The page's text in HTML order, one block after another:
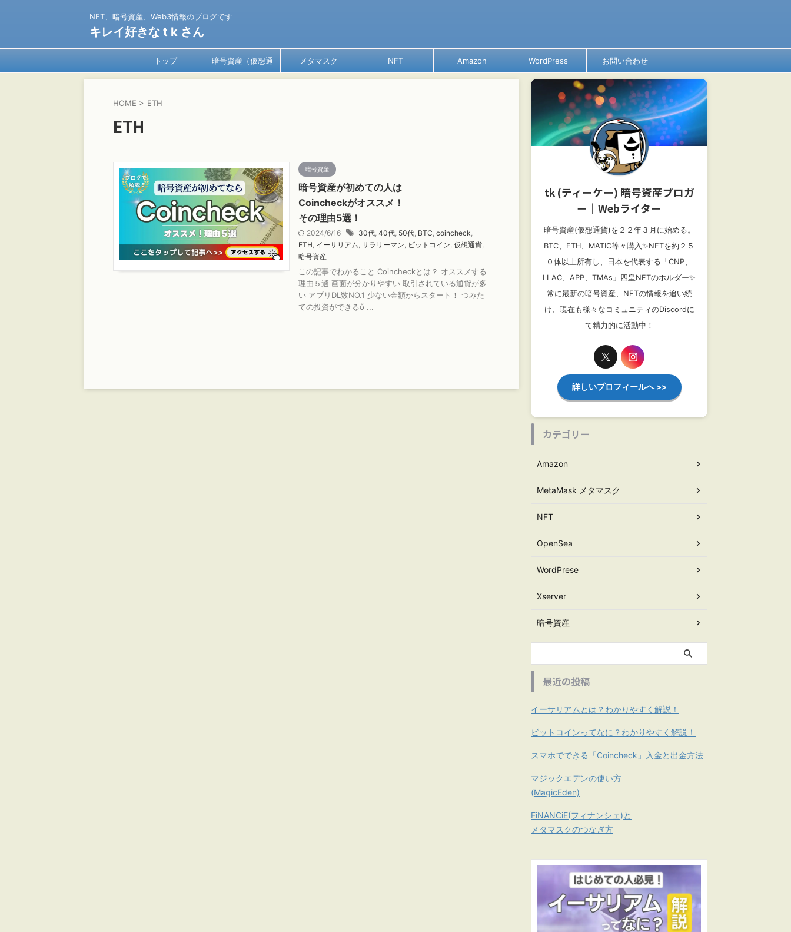
NFT、暗号資産、Web3情報のブログです
キレイ好きな t k さん
トップ 暗号資産（仮想通 メタマスク NFT Amazon WordPress お問い合わせ
HOME > ETH
ETH
暗号資産
暗号資産が初めての人は
Coincheckがオススメ！
その理由5選！
2024/6/16 30代, 40代, 50代, BTC, coincheck,
ETH, イーサリアム, サラリーマン, ビットコイン, 仮想通貨,
暗号資産
この記事でわかること Coincheckとは？ オススメする
理由５選 画面が分かりやすい 取引されている通貨が多
い アプリDL数NO.1 少ない金額からスタート！ つみた
ての投資ができるὄ ...
tk (ティーケー) 暗号資産ブロガ
ー│Webライター
暗号資産(仮想通貨)を２２年３月に始める。
BTC、ETH、MATIC等々購入✨NFTを約２５
０体以上所有し、日本を代表する「CNP、
LLAC、APP、TMAs」四皇NFTのホルダー✨
常に最新の暗号資産、NFTの情報を追い続
け、現在も様々なコミュニティのDiscordに
て精力的に活動中！
詳しいプロフィールへ >>
カテゴリー
Amazon
MetaMask メタマスク
NFT
OpenSea
WordPrese
Xserver
暗号資産
最近の投稿
イーサリアムとは？わかりやすく解説！
ビットコインってなに？わかりやすく解説！
スマホでできる「Coincheck」入金と出金方法
マジックエデンの使い方
(MagicEden)
FiNANCiE(フィナンシェ)と
メタマスクのつなぎ方